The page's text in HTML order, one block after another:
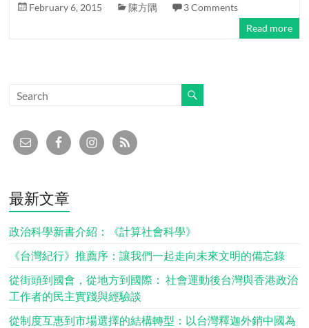
February 6, 2015 陳方隅
3 Comments
Read more
最新文章
政治科學新書介紹：《計算社會科學》
《台灣紀行》推薦序：讓我們一起走向未來文明的備忘錄
從街頭到國會，從地方到國際： 社會運動後台灣與香港政治
工作者的民主實踐與經驗談
從制度互惠到市場選擇的結構轉型：以台灣釋迦外銷中國為